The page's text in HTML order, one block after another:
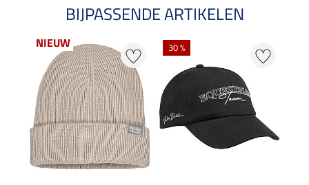
BIJPASSENDE ARTIKELEN
NIEUW 30 %